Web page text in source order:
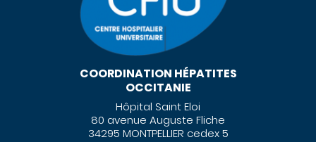
COORDINATION HÉPATITES
OCCITANIE
Hôpital Saint Eloi
80 avenue Auguste Fliche
34295 MONTPELLIER cedex 5